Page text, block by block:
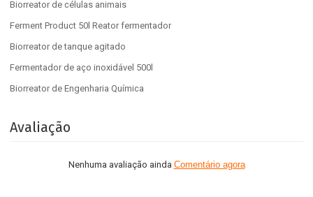
Biorreator de células animais
Ferment Product 50l Reator fermentador
Biorreator de tanque agitado
Fermentador de aço inoxidável 500l
Biorreator de Engenharia Química
Avaliação
Nenhuma avaliação ainda Comentário agora